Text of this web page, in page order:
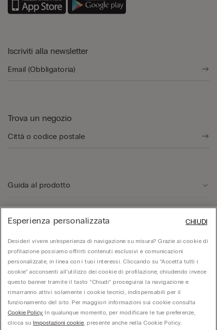
Iscriviti alla newsletter
Trova un negozio
Guida al prodotto
Area Legale
Corporate
© Calzedonia S.p.A | P.iva 02253210237 | Sede Legale: Malcesine (VR), Via Portici
Umberto Primo n. 5/3 | Cod. Fisc. e n.iscr. al Reg. Imprese di Verona: 01037050422 |
REA: VR – 205310 | Capitale sociale: Euro 212.000.000,00 | Società soggetta a
Esperienza personalizzata
Desideri vivere un’esperienza di navigazione su misura? Grazie ai cookie di
profilazione possiamo offrirti contenuti esclusivi e comunicazioni
personalizzate, in linea con i tuoi interessi. Cliccando su “Accetta tutti i
cookie” acconsenti all’utilizzo dei cookie di profilazione, chiudendo invece
questo banner tramite il tasto “Chiudi” proseguirai la navigazione e
rimarranno attivi solamente i cookie tecnici, indispensabili per il
funzionamento del sito. Per maggiori informazioni sui cookie consulta
Cookie Policy. In qualunque momento, per modificare le tue preferenze,
clicca suImpostazioni cookie, presente anche nella Cookie Policy.
CHIUDI